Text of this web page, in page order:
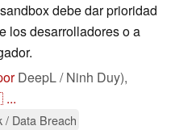
debe dar prioridad
los desarrolladores o a
DeepL / Ninh Duy),
...
/ Data Breach